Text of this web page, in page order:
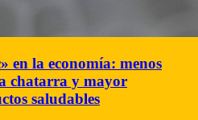
en la economía: menos
chatarra y mayor
saludables